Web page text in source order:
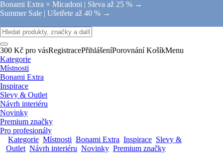
Bonami Extra × Micadoni | Sleva až 25 % →
Summer Sale | Ušetřete až 40 % →
300 Kč pro vásRegistracePřihlášeníPorovnání KošíkMenu
Kategorie
Místnosti
Bonami Extra
Inspirace
Slevy & Outlet
Návrh interiéru
Novinky
Premium značky
Pro profesionály
Kategorie Místnosti Bonami Extra Inspirace Slevy &
Outlet Návrh interiéru Novinky Premium značky